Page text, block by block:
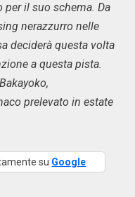
per il suo schema. Da
nerazzurro nelle
deciderà questa volta
a questa pista.
prelevato in estate
su Google